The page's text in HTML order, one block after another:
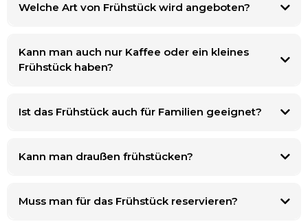
Welche Art von Frühstück wird angeboten?
Kann man auch nur Kaffee oder ein kleines
Frühstück haben?
Ist das Frühstück auch für Familien geeignet?
Kann man draußen frühstücken?
Muss man für das Frühstück reservieren?